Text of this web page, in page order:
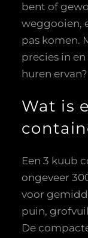
bent of
weggooien,
pas komen.
precies in
huren ervan?
Wat is
Een 3 kuub
ongeveer
voor
puin,
De